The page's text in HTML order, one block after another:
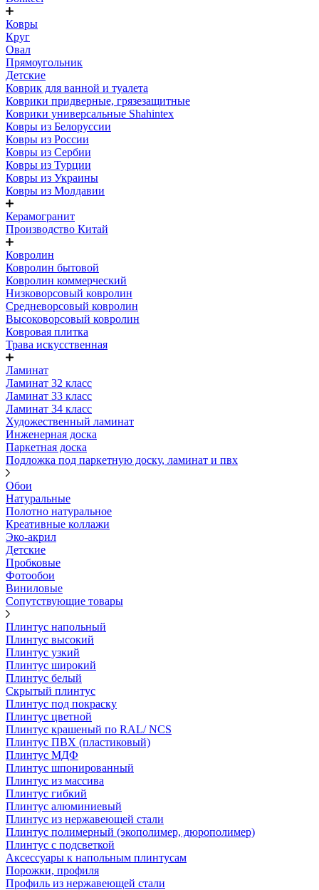
Ковры
Круг
Овал
Прямоугольник
Детские
Коврик для ванной и туалета
Коврики придверные, грязезащитные
Коврики универсальные Shahintex
Ковры из Белоруссии
Ковры из России
Ковры из Сербии
Ковры из Турции
Ковры из Украины
Ковры из Молдавии
Керамогранит
Производство Китай
Ковролин
Ковролин бытовой
Ковролин коммерческий
Низковорсовый ковролин
Средневорсовый ковролин
Высоковорсовый ковролин
Ковровая плитка
Трава искусственная
Ламинат
Ламинат 32 класс
Ламинат 33 класс
Ламинат 34 класс
Художественный ламинат
Инженерная доска
Паркетная доска
Подложка под паркетную доску, ламинат и пвх
Обои
Натуральные
Полотно натуральное
Креативные коллажи
Эко-акрил
Детские
Пробковые
Фотообои
Виниловые
Сопутствующие товары
Плинтус напольный
Плинтус высокий
Плинтус узкий
Плинтус широкий
Плинтус белый
Скрытый плинтус
Плинтус под покраску
Плинтус цветной
Плинтус крашеный по RAL/ NCS
Плинтус ПВХ (пластиковый)
Плинтус МДФ
Плинтус шпонированный
Плинтус из массива
Плинтус гибкий
Плинтус алюминиевый
Плинтус из нержавеющей стали
Плинтус полимерный (экополимер, дюрополимер)
Плинтус с подсветкой
Аксессуары к напольным плинтусам
Порожки, профиля
Профиль из нержавеющей стали